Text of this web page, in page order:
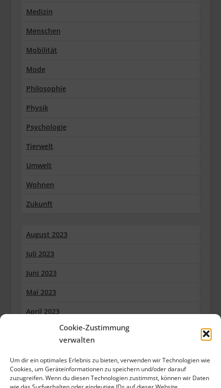
Cookie-Zustimmung
verwalten
Um dir ein optimales Erlebnis zu bieten, verwenden wir Technologien wie
Cookies, um Geräteinformationen zu speichern und/oder darauf
zuzugreifen. Wenn du diesen Technologien zustimmst, können wir Daten
Medizin
Menschen
Mobilität
Mode
Philosophie
Physik
Psychologie
Tierwelt
Umwelt
Wohnen
Zukunft
August 2023
Juli 2023
Juni 2023
Mai 2023
April 2023
März 2023
Januar 2023